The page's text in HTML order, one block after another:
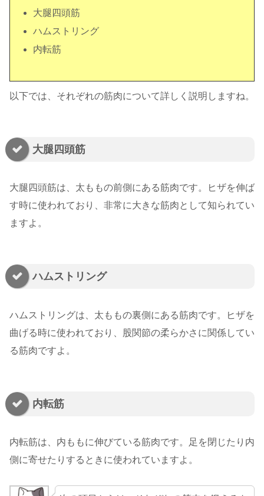
大腿四頭筋
ハムストリング
内転筋
以下では、それぞれの筋肉について詳しく説明しますね。
大腿四頭筋
大腿四頭筋は、太ももの前側にある筋肉です。ヒザを伸ば
す時に使われており、非常に大きな筋肉として知られてい
ますよ。
ハムストリング
ハムストリングは、太ももの裏側にある筋肉です。ヒザを
曲げる時に使われており、股関節の柔らかさに関係してい
る筋肉ですよ。
内転筋
内転筋は、内ももに伸びている筋肉です。足を閉じたり内
側に寄せたりするときに使われていますよ。